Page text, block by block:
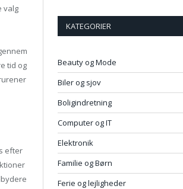
valg
tid og
efter
KATEGORIER
Beauty og Mode
Biler og sjov
Boligindretning
Computer og IT
Elektronik
Familie og Børn
Ferie og lejligheder